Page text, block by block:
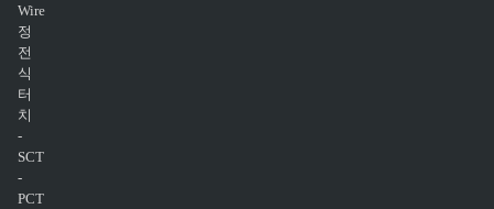
Wire
정
전
식
터
치
-
SCT
-
PCT